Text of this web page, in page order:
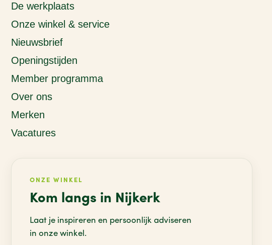
De werkplaats
Onze winkel & service
Nieuwsbrief
Openingstijden
Member programma
Over ons
Merken
Vacatures
ONZE WINKEL
Kom langs in Nijkerk
Laat je inspireren en persoonlijk adviseren
in onze winkel.